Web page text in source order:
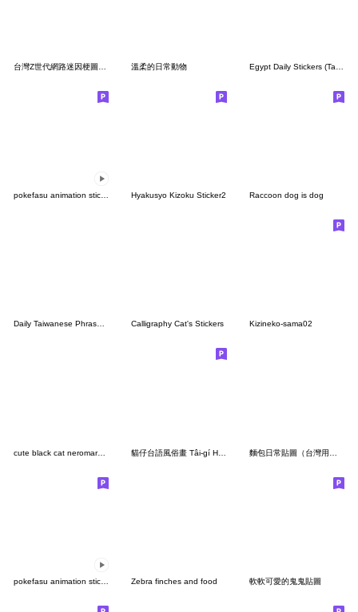
溫柔的日常動物
Hyakusyo Kizoku Sticker2 Raccoon dog is dog
Daily Taiwanese Phrases Stickers 2 Calligraphy Cat's Stickers Kizineko-sama02
cute black cat neromaru Onomatopoeia
Zebra finches and food 軟軟可愛的鬼鬼貼圖